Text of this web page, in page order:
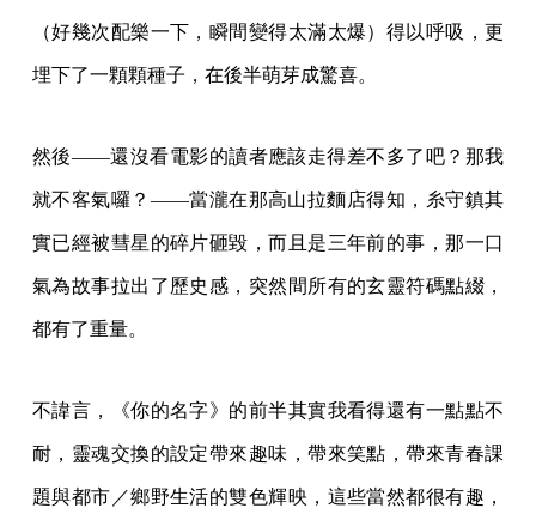
（好幾次配樂一下，瞬間變得太滿太爆）得以呼吸，更
埋下了一顆顆種子，在後半萌芽成驚喜。
然後——還沒看電影的讀者應該走得差不多了吧？那我
就不客氣囉？——當瀧在那高山拉麵店得知，糸守鎮其
實已經被彗星的碎片砸毀，而且是三年前的事，那一口
氣為故事拉出了歷史感，突然間所有的玄靈符碼點綴，
都有了重量。
不諱言，《你的名字》的前半其實我看得還有一點點不
耐，靈魂交換的設定帶來趣味，帶來笑點，帶來青春課
題與都市／鄉野生活的雙色輝映，這些當然都很有趣，